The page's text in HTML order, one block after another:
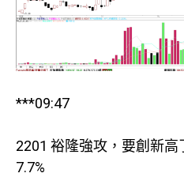
***09:47
2201 裕隆強攻，要創新
7.7%